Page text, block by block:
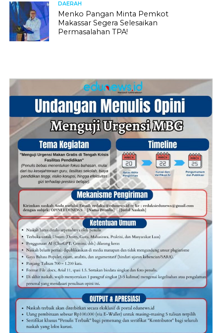
DAERAH
Menko Pangan Minta Pemkot
Makassar Segera Selesaikan
Permasalahan TPA!